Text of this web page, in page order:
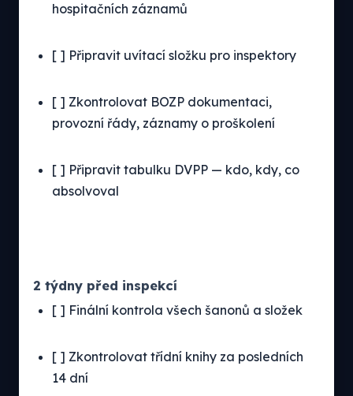
hospitačních záznamů
[ ] Připravit uvítací složku pro inspektory
[ ] Zkontrolovat BOZP dokumentaci,
provozní řády, záznamy o proškolení
[ ] Připravit tabulku DVPP — kdo, kdy, co
absolvoval
2 týdny před inspekcí
[ ] Finální kontrola všech šanonů a složek
[ ] Zkontrolovat třídní knihy za posledních
14 dní